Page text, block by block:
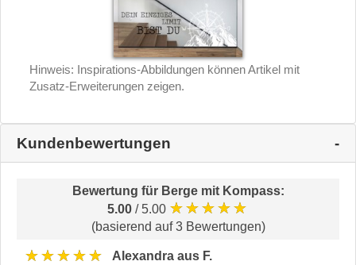
Hinweis: Inspirations-Abbildungen können Artikel mit
Zusatz-Erweiterungen zeigen.
Kundenbewertungen
Bewertung für Berge mit Kompass:
5.00 / 5.00 ★★★★★
(basierend auf 3 Bewertungen)
★★★★★
Alexandra aus F.